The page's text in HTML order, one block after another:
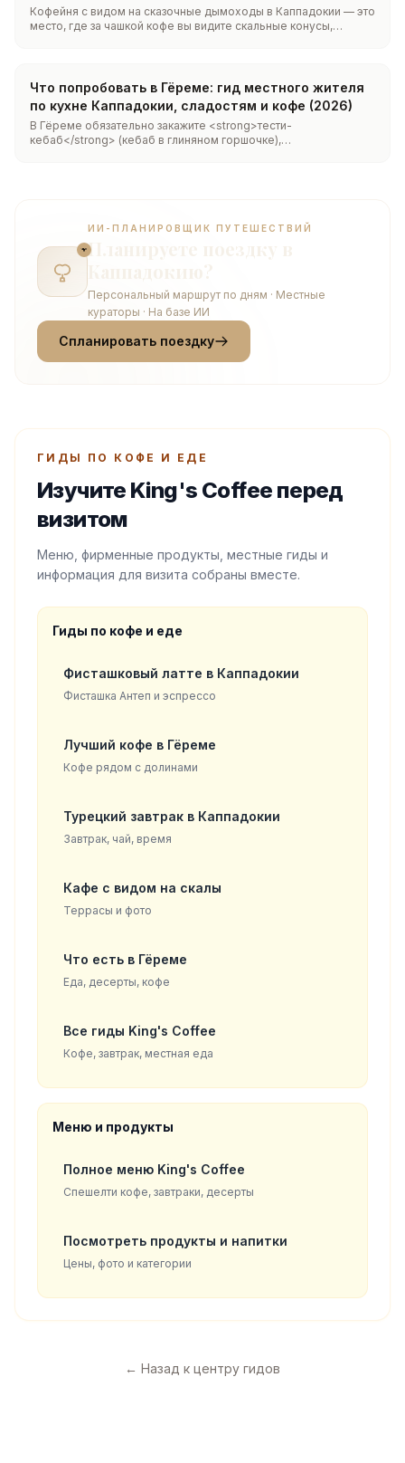
Кофейня с видом на сказочные дымоходы в Каппадокии — это
место, где за чашкой кофе вы видите скальные конусы,
вырубленный в скале интерьер-пещеру с террасой,
обращённой к долине, и открывается каждый день в 06:30.
Что попробовать в Гёреме: гид местного жителя
по кухне Каппадокии, сладостям и кофе (2026)
В Гёреме обязательно закажите <strong>тести-
кебаб</strong> (кебаб в глиняном горшочке),
турецкого кофе по-восточному.
ИИ-ПЛАНИРОВЩИК ПУТЕШЕСТВИЙ
Планируете поездку в
Персональный маршрут по дням · Местные
кураторы · На базе ИИ
Спланировать поездку
ГИДЫ ПО КОФЕ И ЕДЕ
Изучите King's Coffee перед
визитом
Меню, фирменные продукты, местные гиды и
информация для визита собраны вместе.
Гиды по кофе и еде
Фисташковый латте в Каппадокии
Фисташка Антеп и эспрессо
Лучший кофе в Гёреме
Кофе рядом с долинами
Турецкий завтрак в Каппадокии
Завтрак, чай, время
Кафе с видом на скалы
Террасы и фото
Что есть в Гёреме
Еда, десерты, кофе
Все гиды King's Coffee
Кофе, завтрак, местная еда
Меню и продукты
Полное меню King's Coffee
Спешелти кофе, завтраки, десерты
Посмотреть продукты и напитки
Цены, фото и категории
← Назад к центру гидов